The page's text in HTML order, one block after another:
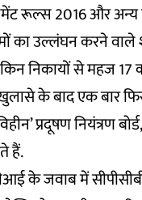
रूल्स 2016 और अन्य
का उल्लंघन करने
निकायों से महज 17
के बाद एक बार
प्रदूषण नियंत्रण
हैं.
के जवाब में सीपीसीबी